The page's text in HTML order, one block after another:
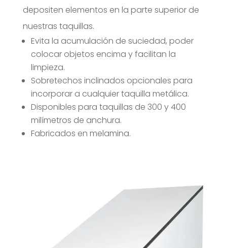
depositen elementos en la parte superior de
nuestras taquillas.
Evita la acumulación de suciedad, poder
colocar objetos encima y facilitan la
limpieza.
Sobretechos inclinados opcionales para
incorporar a cualquier taquilla metálica.
Disponibles para taquillas de 300 y 400
milímetros de anchura.
Fabricados en melamina.